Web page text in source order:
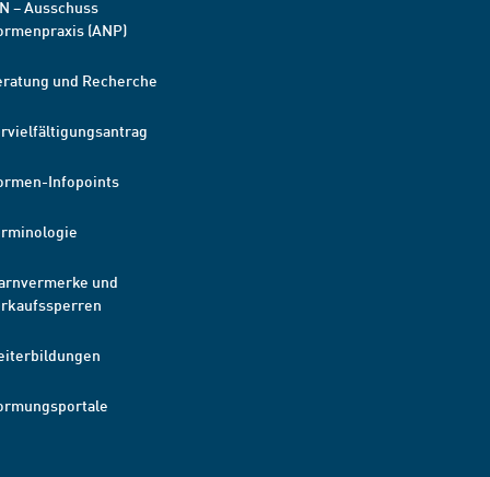
– Ausschuss
(ANP)
und Recherche
Infopoints
und